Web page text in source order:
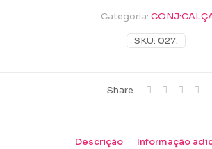
SKU: 027.
Categoria:
Share
Descrição Informação